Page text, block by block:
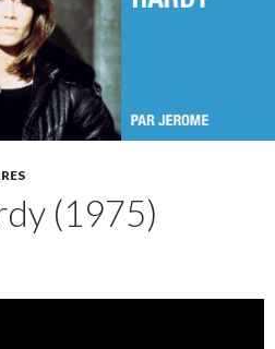
(1975)